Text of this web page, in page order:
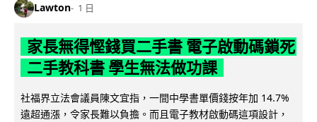
Lawton 1 日
家長無得慳錢買二手書 電子啟動碼鎖死
二手教科書 學生無法做功課
社福界立法會議員陳文宜指，一間中學書單價錢按年加 14.7%
遠超通漲，令家長難以負擔。而且電子教材啟動碼這項設計，